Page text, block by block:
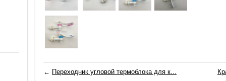
← Переходник угловой термоблока для к...